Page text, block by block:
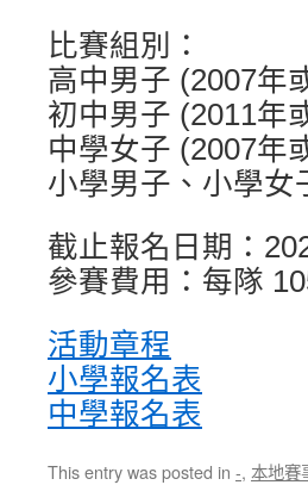
比賽組別：
高中男子 (2007年
初中男子 (2011年
中學女子 (2007年
小學男子、小學
截止報名日期：
參賽費用：每隊
活動章程
小學報名表
中學報名表
This entry was posted in -, 本地賽